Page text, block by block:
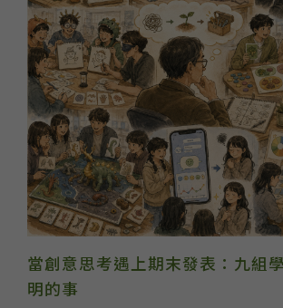
當創意思考遇上期末發表：九組
明的事